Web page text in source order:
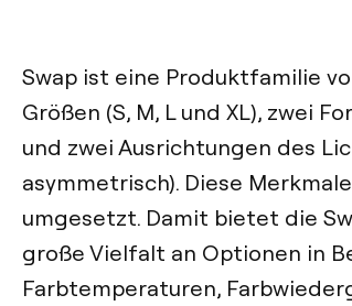
Swap ist eine Produktfamilie
Größen (S, M, L und XL), zwei
und zwei Ausrichtungen des
asymmetrisch). Diese
umgesetzt. Damit bietet die
große Vielfalt an Optionen in
Farbtemperaturen,